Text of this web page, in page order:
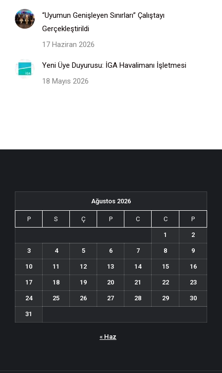
“Uyumun Genişleyen Sınırları” Çalıştayı
Gerçekleştirildi
17 Haziran 2026
Yeni Üye Duyurusu: İGA Havalimanı İşletmesi
18 Mayıs 2026
Ağustos 2026
P S Ç P C C P
1 2
3 4 5 6 7 8 9
10 11 12 13 14 15 16
17 18 19 20 21 22 23
24 25 26 27 28 29 30
31
« Haz